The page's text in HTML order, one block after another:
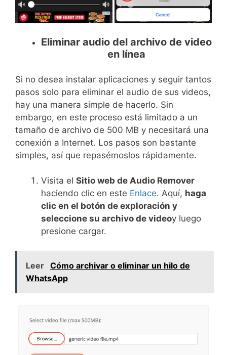
Eliminar audio del archivo de video
en línea
Si no desea instalar aplicaciones y seguir tantos
pasos solo para eliminar el audio de sus videos,
hay una manera simple de hacerlo. Sin
embargo, en este proceso está limitado a un
tamaño de archivo de 500 MB y necesitará una
conexión a Internet. Los pasos son bastante
simples, así que repasémoslos rápidamente.
Visita el Sitio web de Audio Remover
haciendo clic en este Enlace. Aquí, haga
clic en el botón de exploración y
seleccione su archivo de videoy luego
presione cargar.
Leer Cómo archivar o eliminar un hilo de
WhatsApp